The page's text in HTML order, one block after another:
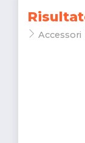
Accessori